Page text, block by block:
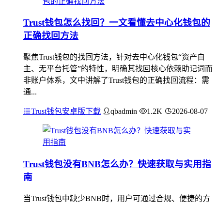
Trust钱包怎么找回？一文看懂去中心化钱包的
正确找回方法
聚焦Trust钱包的找回方法，针对去中心化钱包“资产自
主、无平台托管”的特性，明确其找回核心依赖助记词而
非账户体系，文中讲解了Trust钱包的正确找回流程：需
通...
Trust钱包安卓版下载 qbadmin 1.2K 2026-08-07
Trust钱包没有BNB怎么办？快速获取与实用指
南
当Trust钱包中缺少BNB时，用户可通过合规、便捷的方